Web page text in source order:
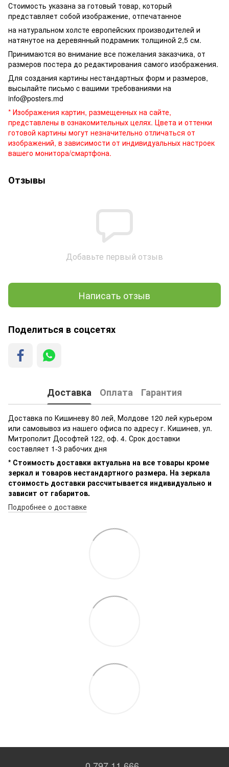
Стоимость указана за готовый товар, который
представляет собой изображение, отпечатанное
на натуральном холсте европейских производителей и
натянутое на деревянный подрамник толщиной 2,5 см.
Принимаются во внимание все пожелания заказчика, от
размеров постера до редактирования самого изображения.
Для создания картины нестандартных форм и размеров,
высылайте письмо c вашими требованиями на
info@posters.md
* Изображения картин, размещенных на сайте,
представлены в ознакомительных целях. Цвета и оттенки
готовой картины могут незначительно отличаться от
изображений, в зависимости от индивидуальных настроек
вашего монитора/смартфона.
Отзывы
Добавьте первый отзыв
Написать отзыв
Поделиться в соцсетях
Доставка Оплата Гарантия
Доставка по Кишиневу 80 лей, Молдове 120 лей курьером
или самовывоз из нашего офиса по адресу г. Кишинев, ул.
Митрополит Дософтей 122, оф. 4. Срок доставки
составляет 1-3 рабочих дня
* Стоимость доставки актуальна на все товары кроме
зеркал и товаров нестандартного размера. На зеркала
стоимость доставки рассчитывается индивидуально и
зависит от габаритов.
Подробнее о доставке